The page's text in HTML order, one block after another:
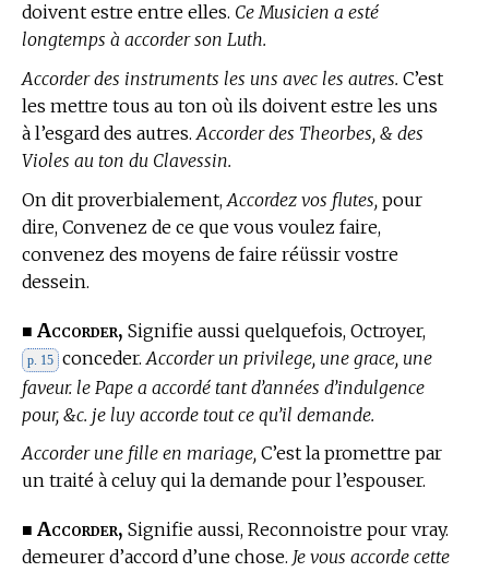
doivent estre entre elles. Ce Musicien a esté
longtemps à accorder son Luth.
Accorder des instruments les uns avec les autres. C’est
les mettre tous au ton où ils doivent estre les uns
à l’esgard des autres. Accorder des Theorbes, & des
Violes au ton du Clavessin.
On dit proverbialement, Accordez vos flutes, pour
dire, Convenez de ce que vous voulez faire,
convenez des moyens de faire réüssir vostre
dessein.
■ Accorder, Signifie aussi quelquefois, Octroyer,
p. 15 conceder. Accorder un privilege, une grace, une
faveur. le Pape a accordé tant d’années d’indulgence
pour, &c. je luy accorde tout ce qu’il demande.
Accorder une fille en mariage, C’est la promettre par
un traité à celuy qui la demande pour l’espouser.
■ Accorder, Signifie aussi, Reconnoistre pour vray.
demeurer d’accord d’une chose. Je vous accorde cette